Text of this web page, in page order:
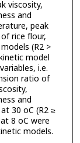
viscosity,
and
peak
rice flour,
(R2 >
model
i.e.
ratio of
and
30 oC (R2 ≥
8 oC were
models.